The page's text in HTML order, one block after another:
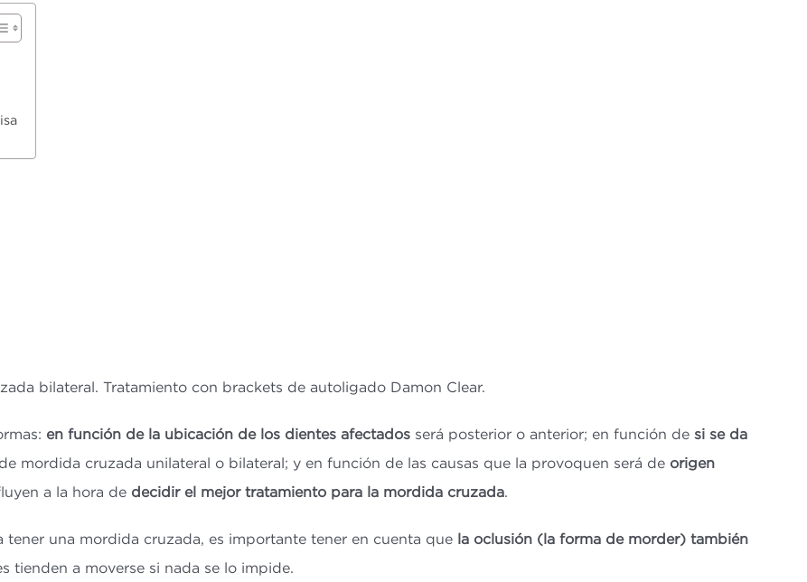
bilateral. Tratamiento con brackets de autoligado Damon Clear.
en función de la ubicación de los dientes afectadosserá posterior o anterior; en función de si se da
mordida cruzada unilateral o bilateral; y en función de las causas que la provoquen será de origen
a la hora de decidir el mejor tratamiento para la mordida cruzada.
una mordida cruzada, es importante tener en cuenta que la oclusión (la forma de morder) también
tienden a moverse si nada se lo impide.